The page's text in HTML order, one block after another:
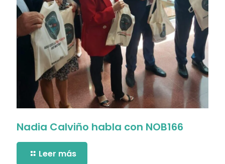
Nadia Calviño habla con NOB166
Leer más